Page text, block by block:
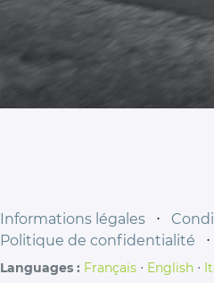
Informations légales ⋅
Politique de confidentialité
⋅
Languages : Français ⋅ English ⋅